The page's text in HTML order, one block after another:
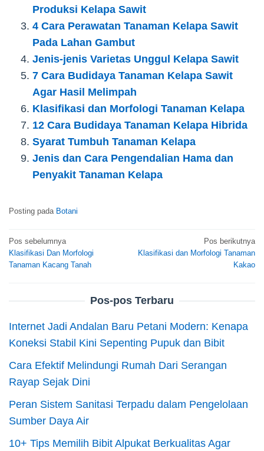
Produksi Kelapa Sawit
4 Cara Perawatan Tanaman Kelapa Sawit
Pada Lahan Gambut
Jenis-jenis Varietas Unggul Kelapa Sawit
7 Cara Budidaya Tanaman Kelapa Sawit
Agar Hasil Melimpah
Klasifikasi dan Morfologi Tanaman Kelapa
12 Cara Budidaya Tanaman Kelapa Hibrida
Syarat Tumbuh Tanaman Kelapa
Jenis dan Cara Pengendalian Hama dan
Penyakit Tanaman Kelapa
Posting pada Botani
Navigasi
pos
Pos sebelumnya
Klasifikasi Dan Morfologi
Tanaman Kacang Tanah
Pos berikutnya
Klasifikasi dan Morfologi Tanaman
Kakao
Pos-pos Terbaru
Internet Jadi Andalan Baru Petani Modern: Kenapa
Koneksi Stabil Kini Sepenting Pupuk dan Bibit
Cara Efektif Melindungi Rumah Dari Serangan
Rayap Sejak Dini
Peran Sistem Sanitasi Terpadu dalam Pengelolaan
Sumber Daya Air
10+ Tips Memilih Bibit Alpukat Berkualitas Agar